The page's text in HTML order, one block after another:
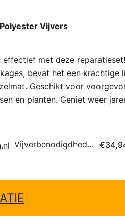
Vijvers
effectief met deze
bevat het een krachtige
Geschikt voor
en planten. Geniet weer
Vijverbenodigdheden.nl